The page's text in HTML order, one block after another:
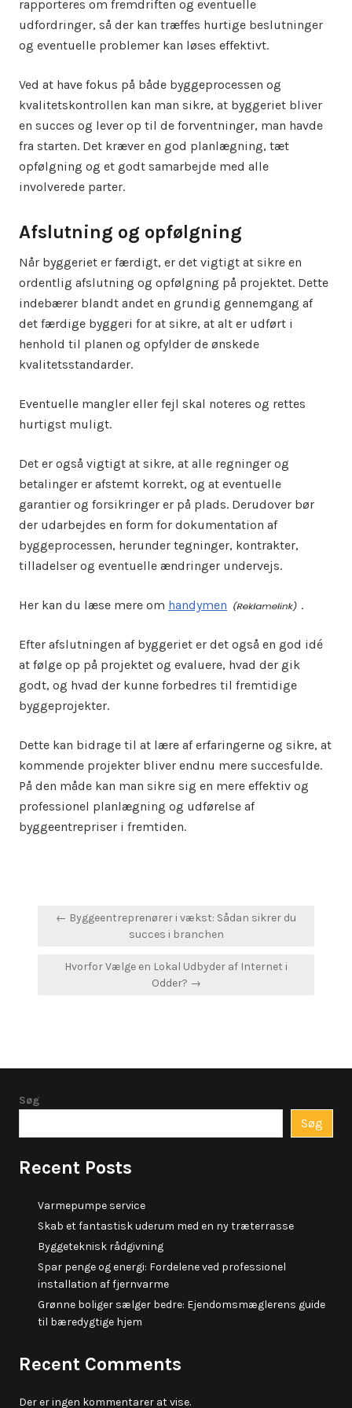
rapporteres om fremdriften og eventuelle
udfordringer, så der kan træffes hurtige beslutninger
og eventuelle problemer kan løses effektivt.
Ved at have fokus på både byggeprocessen og
kvalitetskontrollen kan man sikre, at byggeriet bliver
en succes og lever op til de forventninger, man havde
fra starten. Det kræver en god planlægning, tæt
opfølgning og et godt samarbejde med alle
involverede parter.
Afslutning og opfølgning
Når byggeriet er færdigt, er det vigtigt at sikre en
ordentlig afslutning og opfølgning på projektet. Dette
indebærer blandt andet en grundig gennemgang af
det færdige byggeri for at sikre, at alt er udført i
henhold til planen og opfylder de ønskede
kvalitetsstandarder.
Eventuelle mangler eller fejl skal noteres og rettes
hurtigst muligt.
Det er også vigtigt at sikre, at alle regninger og
betalinger er afstemt korrekt, og at eventuelle
garantier og forsikringer er på plads. Derudover bør
der udarbejdes en form for dokumentation af
byggeprocessen, herunder tegninger, kontrakter,
tilladelser og eventuelle ændringer undervejs.
Her kan du læse mere om handymen .
Efter afslutningen af byggeriet er det også en god idé
at følge op på projektet og evaluere, hvad der gik
godt, og hvad der kunne forbedres til fremtidige
byggeprojekter.
Dette kan bidrage til at lære af erfaringerne og sikre, at
kommende projekter bliver endnu mere succesfulde.
På den måde kan man sikre sig en mere effektiv og
professionel planlægning og udførelse af
byggeentrepriser i fremtiden.
Indlægsnavigation
← Byggeentreprenører i vækst: Sådan sikrer du
succes i branchen
Hvorfor Vælge en Lokal Udbyder af Internet i
Odder? →
Søg
Søg
Recent Posts
Varmepumpe service
Skab et fantastisk uderum med en ny træterrasse
Byggeteknisk rådgivning
Spar penge og energi: Fordelene ved professionel
installation af fjernvarme
Grønne boliger sælger bedre: Ejendomsmæglerens guide
til bæredygtige hjem
Recent Comments
Der er ingen kommentarer at vise.